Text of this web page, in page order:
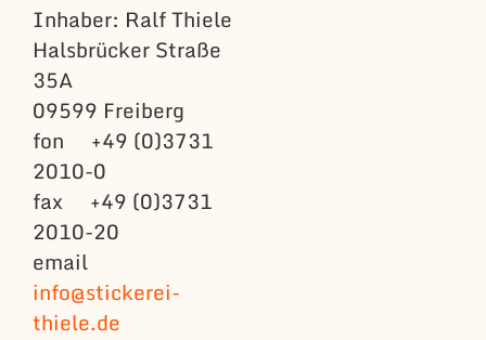
Inhaber: Ralf Thiele
Halsbrücker Straße
35A
09599 Freiberg
fon +49 (0)3731
2010-0
fax +49 (0)3731
2010-20
email
info@stickerei-
thiele.de